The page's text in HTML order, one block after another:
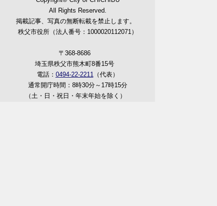
All Rights Reserved.
掲載記事、写真の無断転載を禁止します。
秩父市役所（法人番号：1000020112071）
〒368-8686
埼玉県秩父市熊木町8番15号
電話： 0494-22-2211（代表）
通常開庁時間：8時30分～17時15分
（土・日・祝日・年末年始を除く）